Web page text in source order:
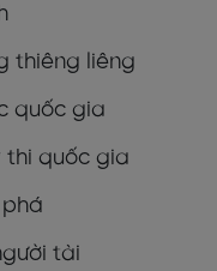
thiêng liêng
quốc gia
thi quốc gia
phá
tài